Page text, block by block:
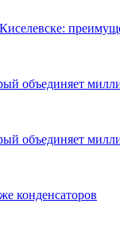
объединяет
объединяет
конденсаторов